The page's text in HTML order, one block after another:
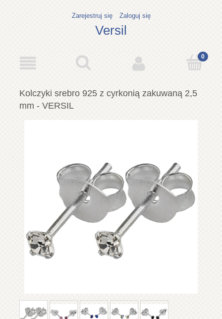
Zarejestruj się Zaloguj się
Versil
Kolczyki srebro 925 z cyrkonią zakuwaną 2,5
mm - VERSIL